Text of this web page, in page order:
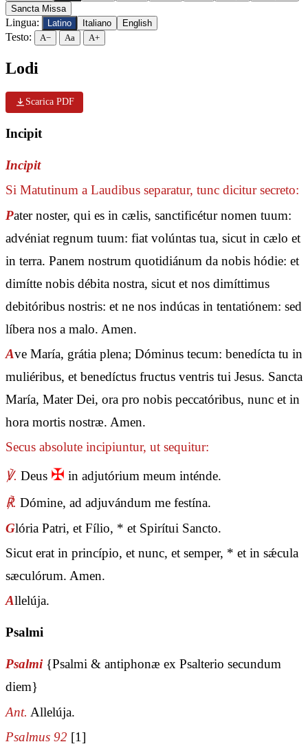
Sancta Missa
Lingua: Latino Italiano English
Testo: A− Aa A+
Lodi
Scarica PDF
Incipit
Incipit
Si Matutinum a Laudibus separatur, tunc dicitur secreto:
Pater noster, qui es in cælis, sanctificétur nomen tuum:
advéniat regnum tuum: fiat volúntas tua, sicut in cælo et
in terra. Panem nostrum quotidiánum da nobis hódie: et
dimítte nobis débita nostra, sicut et nos dimíttimus
debitóribus nostris: et ne nos indúcas in tentatiónem: sed
líbera nos a malo. Amen.
Ave María, grátia plena; Dóminus tecum: benedícta tu in
muliéribus, et benedíctus fructus ventris tui Jesus. Sancta
María, Mater Dei, ora pro nobis peccatóribus, nunc et in
hora mortis nostræ. Amen.
Secus absolute incipiuntur, ut sequitur:
℣. Deus ✠ in adjutórium meum inténde.
℟. Dómine, ad adjuvándum me festína.
Glória Patri, et Fílio, * et Spirítui Sancto.
Sicut erat in princípio, et nunc, et semper, * et in sǽcula
sæculórum. Amen.
Allelúja.
Psalmi
Psalmi {Psalmi & antiphonæ ex Psalterio secundum
diem}
Ant. Allelúja.
Psalmus 92 [1]